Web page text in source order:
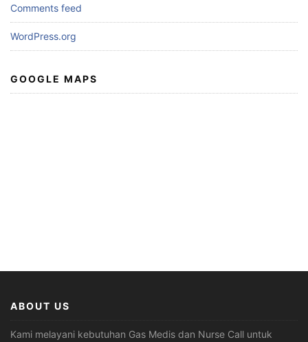
Comments feed
WordPress.org
GOOGLE MAPS
ABOUT US
Kami melayani kebutuhan Gas Medis dan Nurse Call untuk